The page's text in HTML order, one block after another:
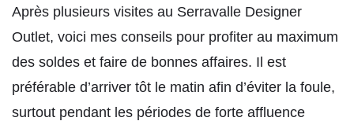
Après plusieurs visites au Serravalle Designer
Outlet, voici mes conseils pour profiter au maximum
des soldes et faire de bonnes affaires. Il est
préférable d’arriver tôt le matin afin d’éviter la foule,
surtout pendant les périodes de forte affluence